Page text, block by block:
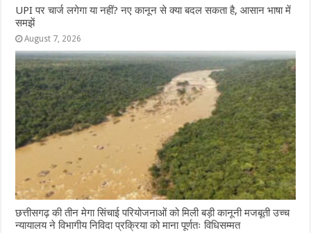
UPI पर चार्ज लगेगा या नहीं? नए कानून से क्या बदल सकता है, आसान भाषा में
समझें
August 7, 2026
छत्तीसगढ़ की तीन मेगा सिंचाई परियोजनाओं को मिली बड़ी कानूनी मजबूती उच्च
न्यायालय ने विभागीय निविदा प्रक्रिया को माना पूर्णतः विधिसम्मत